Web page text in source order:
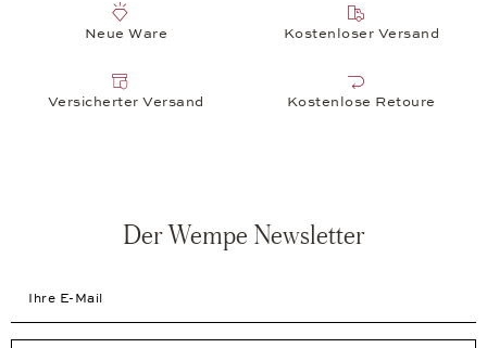
Neue Ware Kostenloser Versand
Versicherter Versand Kostenlose Retoure
Der Wempe Newsletter